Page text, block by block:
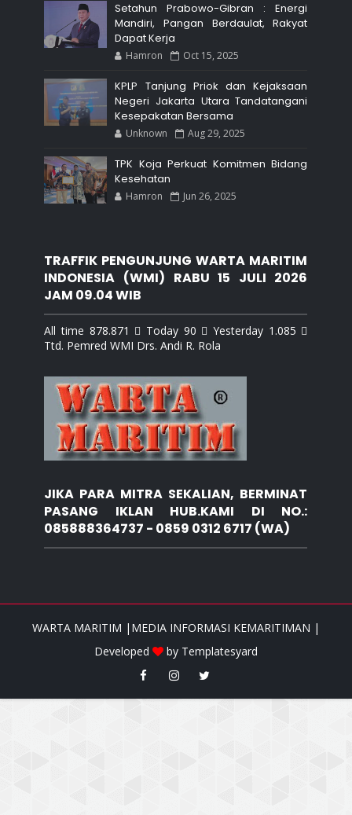
Setahun Prabowo-Gibran : Energi
Mandiri, Pangan Berdaulat, Rakyat
Dapat Kerja
Hamron Oct 15, 2025
KPLP Tanjung Priok dan Kejaksaan
Negeri Jakarta Utara Tandatangani
Kesepakatan Bersama
Unknown Aug 29, 2025
TPK Koja Perkuat Komitmen Bidang
Kesehatan
Hamron Jun 26, 2025
TRAFFIK PENGUNJUNG WARTA MARITIM
INDONESIA (WMI) RABU 15 JULI 2026
JAM 09.04 WIB
All time 878.871  Today 90  Yesterday 1.085 
Ttd. Pemred WMI Drs. Andi R. Rola
JIKA PARA MITRA SEKALIAN, BERMINAT
PASANG IKLAN HUB.KAMI DI NO.:
085888364737 - 0859 0312 6717 (WA)
WARTA MARITIM |MEDIA INFORMASI KEMARITIMAN |
Developed
by Templatesyard